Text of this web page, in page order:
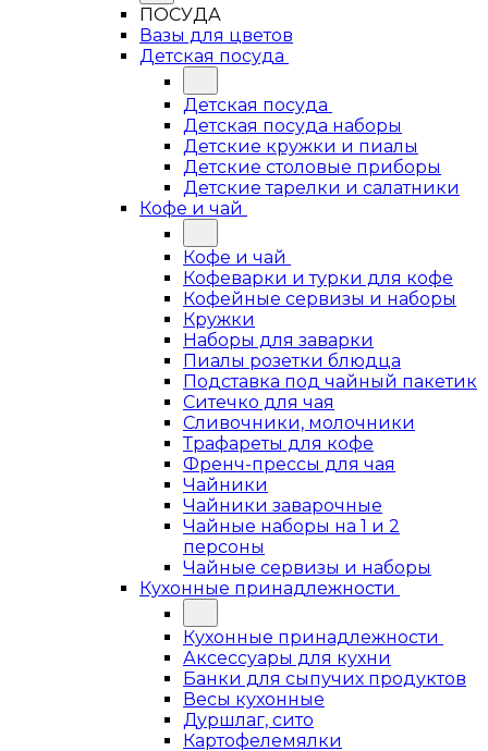
ПОСУДА
Вазы для цветов
Детская посуда
Детская посуда
Детская посуда наборы
Детские кружки и пиалы
Детские столовые приборы
Детские тарелки и салатники
Кофе и чай
Кофе и чай
Кофеварки и турки для кофе
Кофейные сервизы и наборы
Кружки
Наборы для заварки
Пиалы розетки блюдца
Подставка под чайный пакетик
Ситечко для чая
Сливочники, молочники
Трафареты для кофе
Френч-прессы для чая
Чайники
Чайники заварочные
Чайные наборы на 1 и 2
персоны
Чайные сервизы и наборы
Кухонные принадлежности
Кухонные принадлежности
Аксессуары для кухни
Банки для сыпучих продуктов
Весы кухонные
Дуршлаг, сито
Картофелемялки